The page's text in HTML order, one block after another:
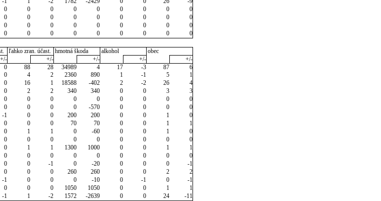
0 0 0 0 0 0 0 0
0
0 0 0 0 0 0 0 0
0
0 0 0 0 0 0 0 0
0
0 0 0 0 0 0 0 0
0
ľahko zran. účast. hmotná škoda alkohol
obec
+/- +/- +/- +/-
+/-
0 88 28 34989 4 17 -3 87
6
0 4 2 2360 890 1 -1 5
1
0 16 1 18588 -402 2 -2 26
4
0 2 2 340 340 0 0 3
3
0 0 0 0 0 0 0 0
0
0 0 0 0 -570 0 0 0
0
-1 0 0 200 200 0 0 1
0
0 0 0 70 70 0 0 1
1
0 1 1 0 -60 0 0 1
0
0 0 0 0 0 0 0 0
0
0 1 1 1300 1000 0 0 1
1
0 0 0 0 0 0 0 0
0
0 0 -1 0 -20 0 0 0
-1
0 0 0 260 260 0 0 2
2
-1 0 0 0 -10 0 -1 0
-1
0 0 0 1050 1050 0 0 1
1
-1 1 -2 1572 -2639 0 0 24
-11